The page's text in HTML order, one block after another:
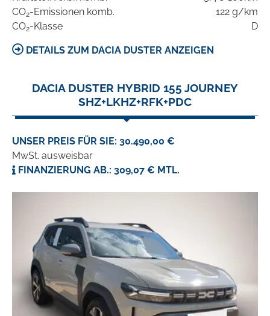
CO2-Emissionen komb.
122 g/km
CO2-Klasse D
DETAILS ZUM DACIA DUSTER ANZEIGEN
DACIA DUSTER HYBRID 155 JOURNEY
SHZ+LKHZ+RFK+PDC
UNSER PREIS FÜR SIE: 30.490,00 €
MwSt. ausweisbar
FINANZIERUNG AB.: 309,07 € MTL.